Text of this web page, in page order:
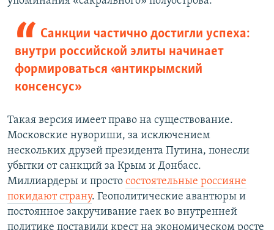
Санкции частично достигли успеха:
внутри российской элиты начинает
формироваться «антикрымский
консенсус»
Такая версия имеет право на существование.
Московские нувориши, за исключением
нескольких друзей президента Путина, понесли
убытки от санкций за Крым и Донбасс.
Миллиардеры и просто состоятельные россияне
покидают страну. Геополитические авантюры и
постоянное закручивание гаек во внутренней
политике поставили крест на экономическом росте